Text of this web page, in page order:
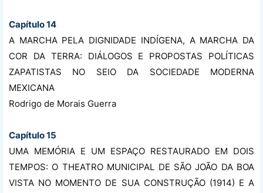
Capítulo 14
A MARCHA PELA DIGNIDADE INDÍGENA, A MARCHA DA
COR DA TERRA: DIÁLOGOS E PROPOSTAS POLÍTICAS
ZAPATISTAS NO SEIO DA SOCIEDADE MODERNA
MEXICANA
Rodrigo de Morais Guerra
Capítulo 15
UMA MEMÓRIA E UM ESPAÇO RESTAURADO EM DOIS
TEMPOS: O THEATRO MUNICIPAL DE SÃO JOÃO DA BOA
VISTA NO MOMENTO DE SUA CONSTRUÇÃO (1914) E A